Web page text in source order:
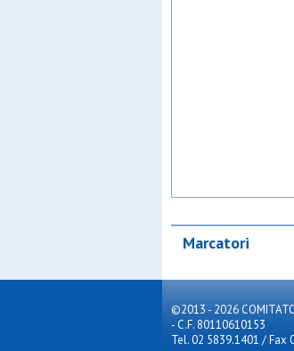
Marcatori
©2013 - 2026
- C.F. 80110610153
Tel. 02 5839.1401 / Fax